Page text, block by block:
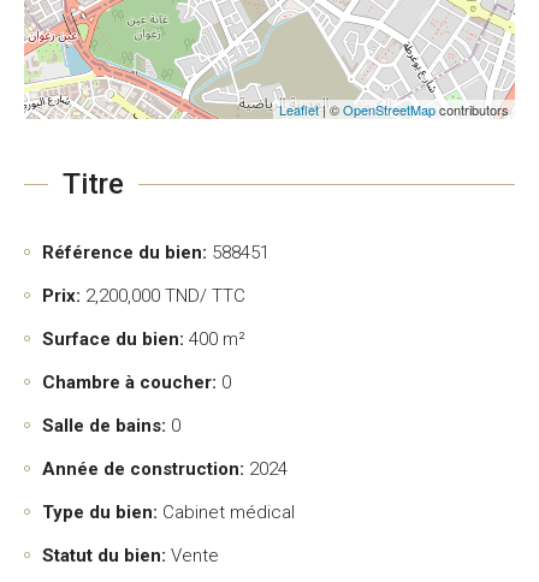
Leaflet| ©OpenStreetMapcontributors
Titre
Référence du bien: 588451
Prix: 2,200,000 TND/ TTC
Surface du bien: 400 m²
Chambre à coucher: 0
Salle de bains: 0
Année de construction: 2024
Type du bien: Cabinet médical
Statut du bien: Vente